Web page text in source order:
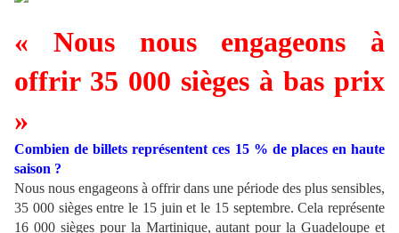
« Nous nous engageons à
offrir 35 000 sièges à bas prix
»
Combien de billets représentent ces 15 % de places en haute
saison ?
Nous nous engageons à offrir dans une période des plus sensibles,
35 000 sièges entre le 15 juin et le 15 septembre. Cela représente
16 000 sièges pour la Martinique, autant pour la Guadeloupe et